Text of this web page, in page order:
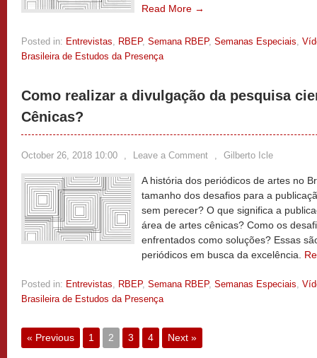
Read More →
Posted in: Entrevistas, RBEP, Semana RBEP, Semanas Especiais,
Brasileira de Estudos da Presença
Como realizar a divulgação da pesquisa
Cênicas?
October 26, 2018 10:00 , Leave a Comment , Gilberto Icle
A história dos periódicos de artes no
tamanho dos desafios para a
sem perecer? O que significa a
área de artes cênicas? Como os
enfrentados como soluções? Essas
periódicos em busca da excelência.
Posted in: Entrevistas, RBEP, Semana RBEP, Semanas Especiais,
Brasileira de Estudos da Presença
« Previous 1 2 3 4 Next »